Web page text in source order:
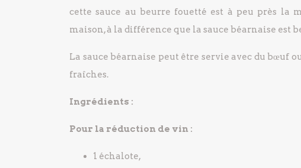
cette sauce au beurre fouetté est à peu près la
maison, à la différence que la sauce béarnaise est
La sauce béarnaise peut être servie avec du bœuf
fraîches.
Ingrédients :
Pour la réduction de vin :
1 échalote,